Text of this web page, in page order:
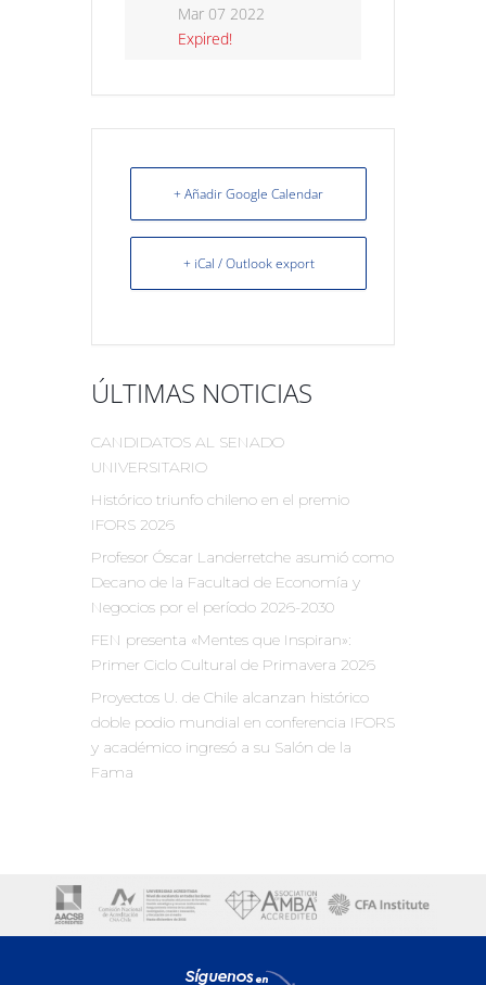
Mar 07 2022
Expired!
+ Añadir Google Calendar
+ iCal / Outlook export
ÚLTIMAS NOTICIAS
CANDIDATOS AL SENADO
UNIVERSITARIO
Histórico triunfo chileno en el premio
IFORS 2026
Profesor Óscar Landerretche asumió como
Decano de la Facultad de Economía y
Negocios por el período 2026-2030
FEN presenta «Mentes que Inspiran»:
Primer Ciclo Cultural de Primavera 2026
Proyectos U. de Chile alcanzan histórico
doble podio mundial en conferencia IFORS
y académico ingresó a su Salón de la
Fama